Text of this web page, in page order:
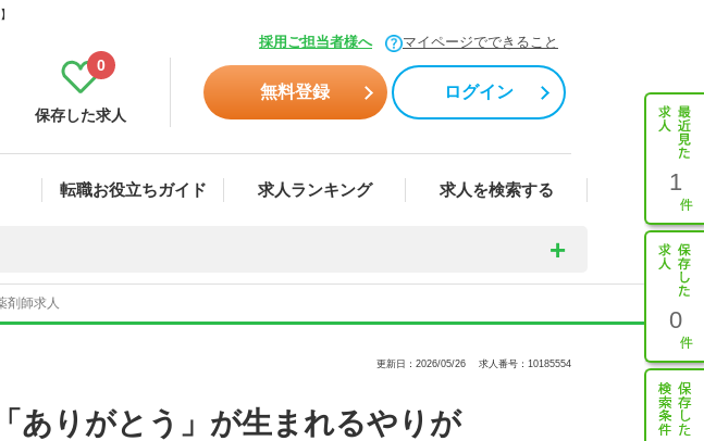
採用ご担当者様へ マイページでできること
保存した求人
0
無料登録 ログイン
転職お役立ちガイド 求人ランキング 求人を検索する 1
0
剤師求人
更新日：2026/05/26 求人番号：10185554
ありがとう」が生まれるやりが